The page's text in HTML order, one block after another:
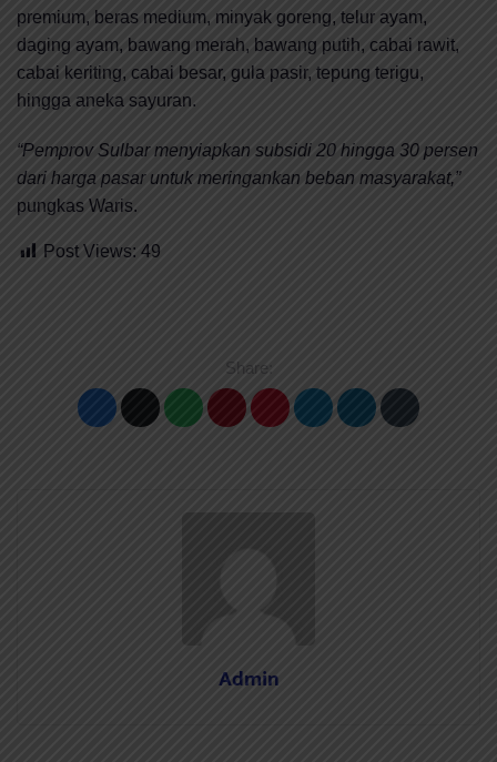
premium, beras medium, minyak goreng, telur ayam,
daging ayam, bawang merah, bawang putih, cabai rawit,
cabai keriting, cabai besar, gula pasir, tepung terigu,
hingga aneka sayuran.
“Pemprov Sulbar menyiapkan subsidi 20 hingga 30 persen
dari harga pasar untuk meringankan beban masyarakat,”
pungkas Waris.
Post Views: 49
Share:
Admin